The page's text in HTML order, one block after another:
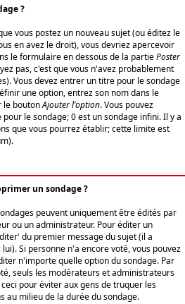
?
vous postez un nouveau sujet (ou éditez le
en avez le droit), vous devriez apercevoir
le formulaire en dessous de la partiePoster
pas, c'est que vous n'avez probablement
Vous devez entrer un titre pour le sondage
une option, entrez son nom dans le
le boutonAjouter l'option. Vous pouvez
le sondage; 0 est un sondage infini. Il y a
que vous pourrez établir; cette limite est
un sondage ?
peuvent uniquement être édités par
ou un administrateur. Pour éditer un
du premier message du sujet (il a
Si personne n'a encore voté, vous pouvez
n'importe quelle option du sondage. Par
seuls les modérateurs et administrateurs
pour éviter aux gens de truquer les
au milieu de la durée du sondage.